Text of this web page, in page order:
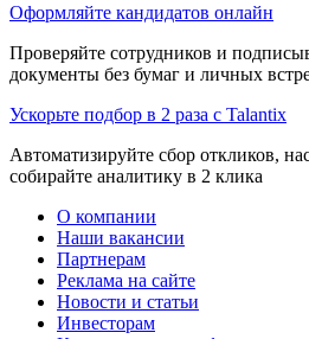
Оформляйте кандидатов онлайн
Проверяйте сотрудников и
документы без бумаг и личных
Ускорьте подбор в 2 раза с Talantix
Автоматизируйте сбор откликов,
собирайте аналитику в 2 клика
О компании
Наши вакансии
Партнерам
Реклама на сайте
Новости и статьи
Инвесторам